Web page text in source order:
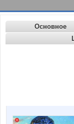
Основное